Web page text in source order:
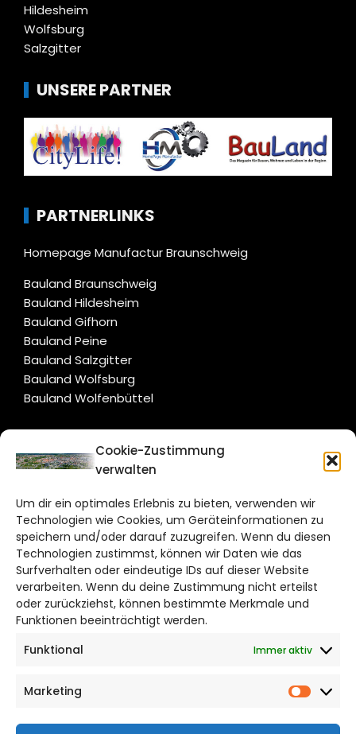
Cookie-Zustimmung
verwalten
Um dir ein optimales Erlebnis zu bieten, verwenden wir
Technologien wie Cookies, um Geräteinformationen zu
speichern und/oder darauf zuzugreifen. Wenn du diesen
Technologien zustimmst, können wir Daten wie das
Surfverhalten oder eindeutige IDs auf dieser Website
verarbeiten. Wenn du deine Zustimmung nicht erteilst
oder zurückziehst, können bestimmte Merkmale und
Funktionen beeinträchtigt werden.
Funktional
Immer aktiv
Marketing
Hildesheim
Wolfsburg
Salzgitter
UNSERE PARTNER
PARTNERLINKS
Homepage Manufactur Braunschweig
Bauland Braunschweig
Bauland Hildesheim
Bauland Gifhorn
Bauland Peine
Bauland Salzgitter
Bauland Wolfsburg
Bauland Wolfenbüttel
CITYLIFE!
Bruchtorwall 12
38100 Braunschweig
Telefon: 0531 387220 – 65
DAS STADTMAGAZIN FÜR
BRAUNSCHWEIG
Impressum
Cookie Richtlinie